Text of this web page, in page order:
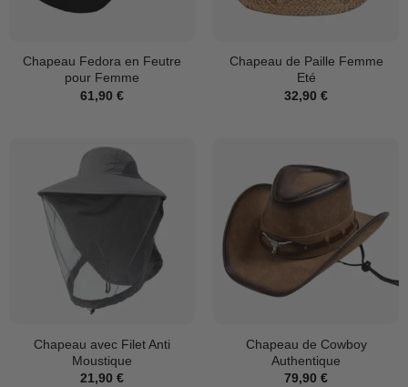
Chapeau Fedora en Feutre
pour Femme
61,90 €
Chapeau de Paille Femme
Eté
32,90 €
Chapeau avec Filet Anti
Moustique
21,90 €
Chapeau de Cowboy
Authentique
79,90 €